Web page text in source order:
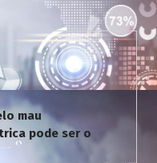
mau
pode ser o